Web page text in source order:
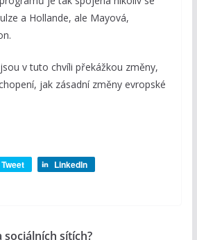
a Hollande, ale Mayová,
v tuto chvíli překážkou změny,
jak zásadní změny evropské
Tweet LinkedIn
sociálních sítích?